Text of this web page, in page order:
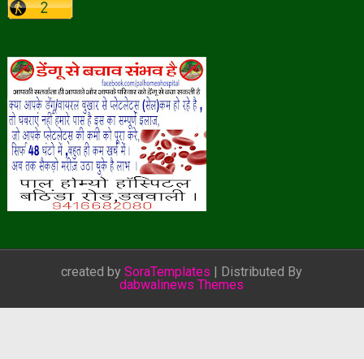
created bySoraTemplates | Distributed By
dabwalinews Themes